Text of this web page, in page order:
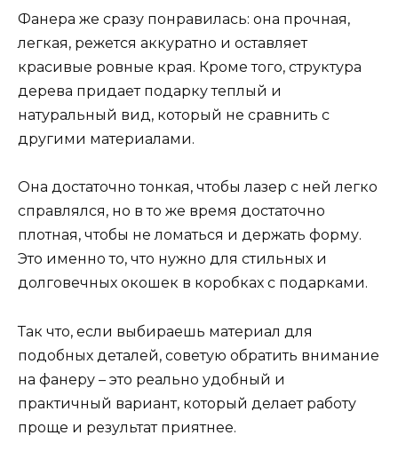
Фанера же сразу понравилась: она прочная,
легкая, режется аккуратно и оставляет
красивые ровные края. Кроме того, структура
дерева придает подарку теплый и
натуральный вид, который не сравнить с
другими материалами.
Она достаточно тонкая, чтобы лазер с ней легко
справлялся, но в то же время достаточно
плотная, чтобы не ломаться и держать форму.
Это именно то, что нужно для стильных и
долговечных окошек в коробках с подарками.
Так что, если выбираешь материал для
подобных деталей, советую обратить внимание
на фанеру – это реально удобный и
практичный вариант, который делает работу
проще и результат приятнее.